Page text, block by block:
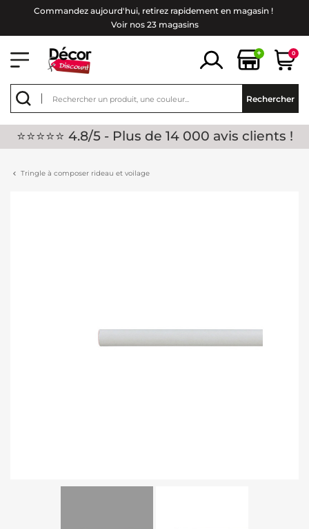
Commandez aujourd'hui, retirez rapidement en magasin !
Voir nos 23 magasins
+ 0
Rechercher
⭐⭐⭐⭐⭐ 4.8/5 - Plus de 14 000 avis clients !
Tringle à composer rideau et voilage